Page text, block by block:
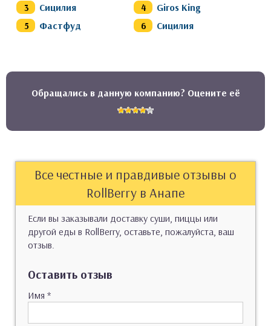
Сицилия
Giros King
Фастфуд
Сицилия
Обращались в данную компанию? Оцените её
Все честные и правдивые отзывы о
RollBerry в Анапе
Если вы заказывали доставку суши, пиццы или
другой еды в RollBerry, оставьте, пожалуйста, ваш
отзыв.
Оставить отзыв
Имя *